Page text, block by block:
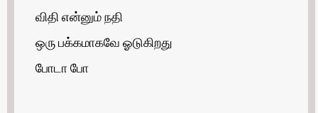
விதி என்னும் நதி
ஒரு பக்கமாகவே ஓடுகிறது
போடா போ